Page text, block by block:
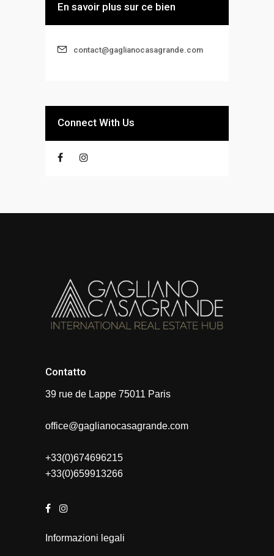
En savoir plus sur ce bien
contact@gaglianocasagrande.com
Connect With Us
Contatto
39 rue de Lappe 75011 Paris
office@gaglianocasagrande.com
+33(0)674696215
+33(0)659913266
Informazioni legali